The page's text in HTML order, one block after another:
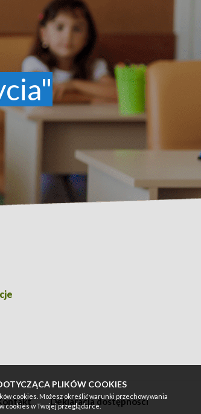
PLIKÓW COOKIES
cookies. Możesz określić warunki przechowywania
cookies w Twojej przeglądarce.
Deklaracja dostępności